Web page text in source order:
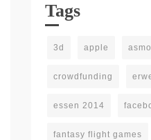
Tags
3d apple
crowdfunding
essen 2014
fantasy flight games